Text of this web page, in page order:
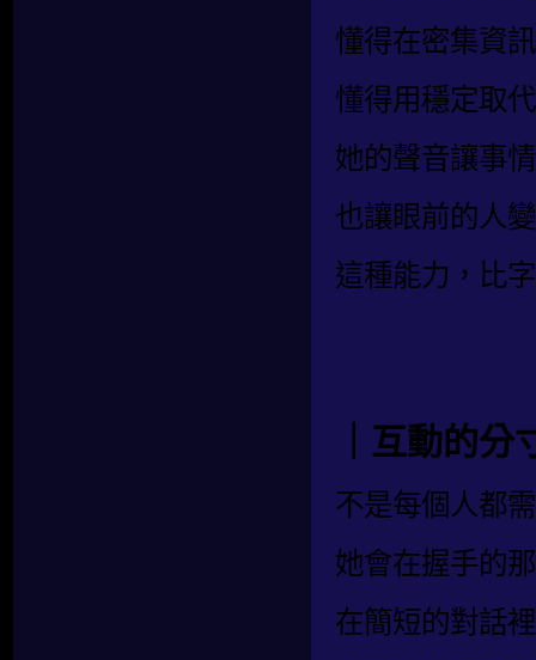
懂得在密集資
懂得用穩定取
她的聲音讓事
也讓眼前的人
這種能力，比
｜互動的
不是每個人都
她會在握手的
在簡短的對話